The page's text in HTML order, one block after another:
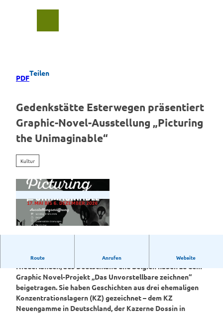
PDF
Teilen
Gedenkstätte Esterwegen präsentiert
Graphic-Novel-Ausstellung „Picturing
the Unimaginable“
Kultur
to: Verlag Scratch Books)
Route Anrufen Website
Zehn zeitgenössische Zeichnerinnen und Zeichner aus den
Niederlanden, aus Deutschland und Belgien haben zu dem
Graphic Novel-Projekt „Das Unvorstellbare zeichnen“
beigetragen. Sie haben Geschichten aus drei ehemaligen
Konzentrationslagern (KZ) gezeichnet – dem KZ
Neuengamme in Deutschland, der Kazerne Dossin in